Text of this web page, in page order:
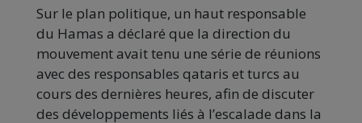
Sur le plan politique, un haut responsable
du Hamas a déclaré que la direction du
mouvement avait tenu une série de réunions
avec des responsables qataris et turcs au
cours des dernières heures, afin de discuter
des développements liés à l’escalade dans la